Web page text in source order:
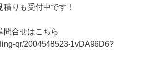
りも受付中です！
合せはこちら
qr/2004548523-1vDA96D6?